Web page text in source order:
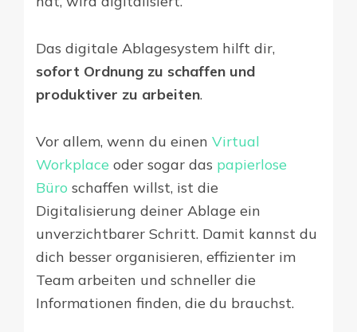
Das digitale Ablagesystem hilft dir,
sofort Ordnung zu schaffen und
produktiver zu arbeiten.
Vor allem, wenn du einen Virtual
Workplace oder sogar das papierlose
Büro schaffen willst, ist die
Digitalisierung deiner Ablage ein
unverzichtbarer Schritt. Damit kannst du
dich besser organisieren, effizienter im
Team arbeiten und schneller die
Informationen finden, die du brauchst.